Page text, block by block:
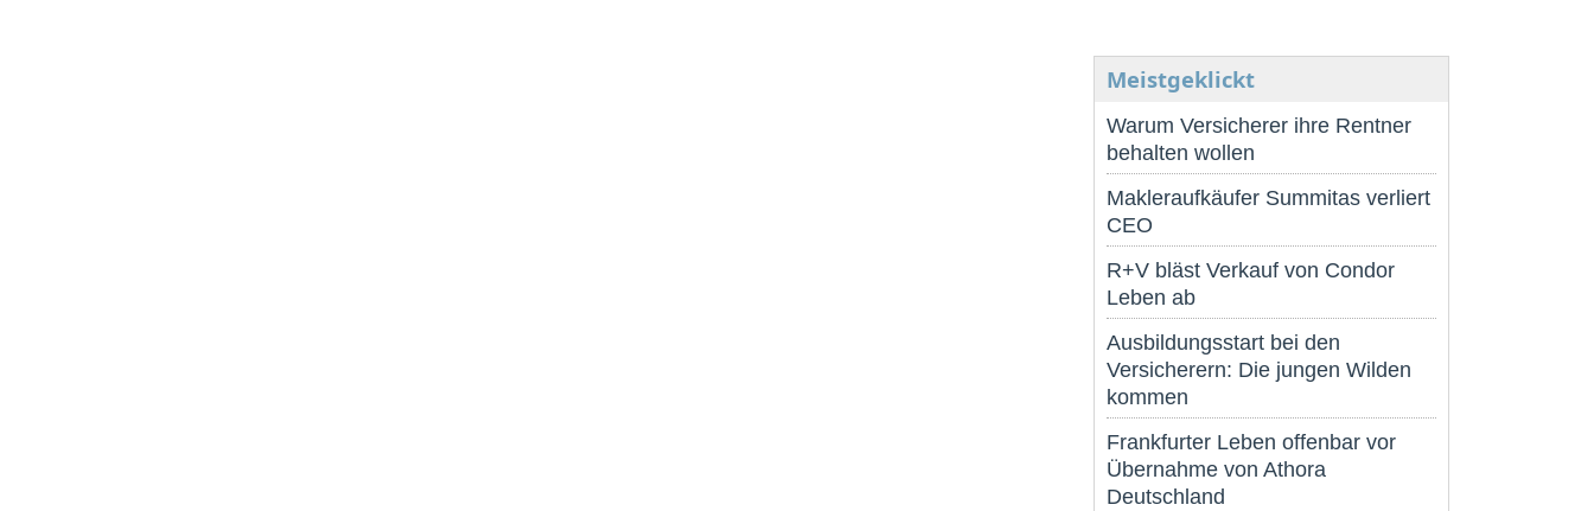
Meistgeklickt
Warum Versicherer ihre Rentner
behalten wollen
Makleraufkäufer Summitas verliert
CEO
R+V bläst Verkauf von Condor
Leben ab
Ausbildungsstart bei den
Versicherern: Die jungen Wilden
kommen
Frankfurter Leben offenbar vor
Übernahme von Athora
Deutschland